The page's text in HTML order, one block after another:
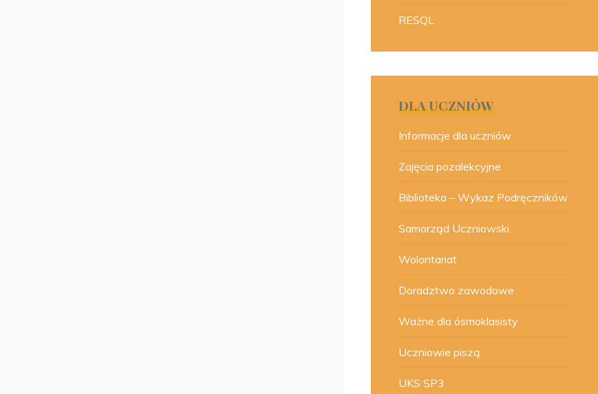
RESQL
DLA UCZNIÓW
Informacje dla uczniów
Zajęcia pozalekcyjne
Biblioteka – Wykaz Podręczników
Samorząd Uczniowski
Wolontariat
Doradztwo zawodowe
Ważne dla ósmoklasisty
Uczniowie piszą
UKS SP3